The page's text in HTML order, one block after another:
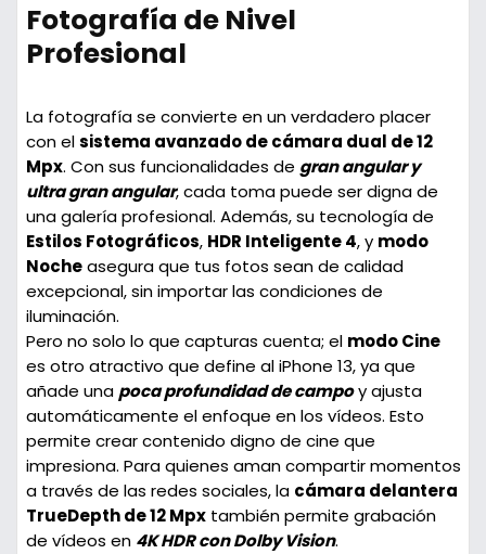
Fotografía de Nivel
Profesional
La fotografía se convierte en un verdadero placer
con elsistema avanzado de cámara dual de 12
Mpx. Con sus funcionalidades de gran angular y
ultra gran angular, cada toma puede ser digna de
una galería profesional. Además, su tecnología de
Estilos Fotográficos, HDR Inteligente 4, y modo
Nocheasegura que tus fotos sean de calidad
excepcional, sin importar las condiciones de
iluminación.
Pero no solo lo que capturas cuenta; el modo Cine
es otro atractivo que define al iPhone 13, ya que
añade una poca profundidad de campoy ajusta
automáticamente el enfoque en los vídeos. Esto
permite crear contenido digno de cine que
impresiona. Para quienes aman compartir momentos
a través de las redes sociales, la cámara delantera
TrueDepth de 12 Mpxtambién permite grabación
de vídeos en 4K HDR con Dolby Vision.